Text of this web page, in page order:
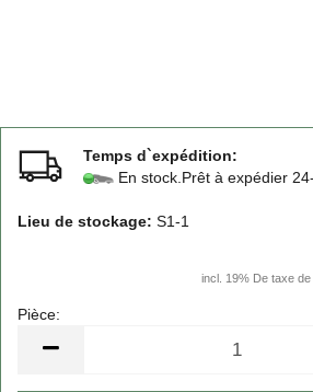
Temps d`expédition:
En stock.Prêt à expédier
Lieu de stockage: S1-1
incl. 19% De taxe de
Pièce: